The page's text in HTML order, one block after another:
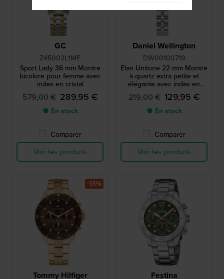
GC
Z45002L1MF
Sport Lady 36 mm Montre
bicolore pour femme avec
index en cristal
579,00 € 289,95 €
● En stock
Comparer
Voir les produits
Daniel Wellington
DW00100719
Elan Unitone 22 mm Montre
à quartz extra petite et
élégante avec index en
cristal
219,00 € 129,95 €
● En stock
Comparer
Voir les produits
Tommy Hilfiger
-35%
Festina